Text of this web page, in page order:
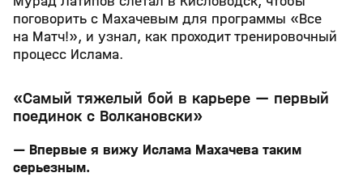
поговорить с Махачевым для программы «Все
на Матч!», и узнал, как проходит тренировочный
процесс Ислама.
«Самый тяжелый бой в карьере — первый
поединок с Волкановски»
— Впервые я вижу Ислама Махачева таким
серьезным.